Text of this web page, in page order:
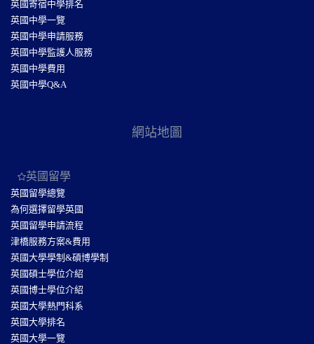
英國寄宿中學排名
英國中學一覽
英國中學申請服務
英國中學監護人服務
英國中學費用
英國中學Q&A
網站地圖
英國留學
英國留學總覽
為何選擇留學英國
英國留學申請流程
津橋服務方案&費用
英國大學學制&碩博學制
英國碩士學位介紹
英國博士學位介紹
英國大學熱門科系
英國大學排名
英國大學一覽